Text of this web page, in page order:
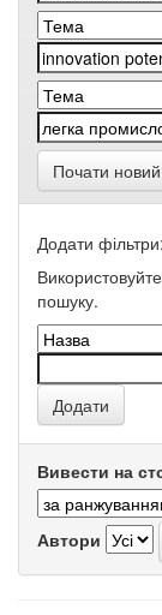
Почати
Додати фільтри:
пошуку.
Вивести на
Автори